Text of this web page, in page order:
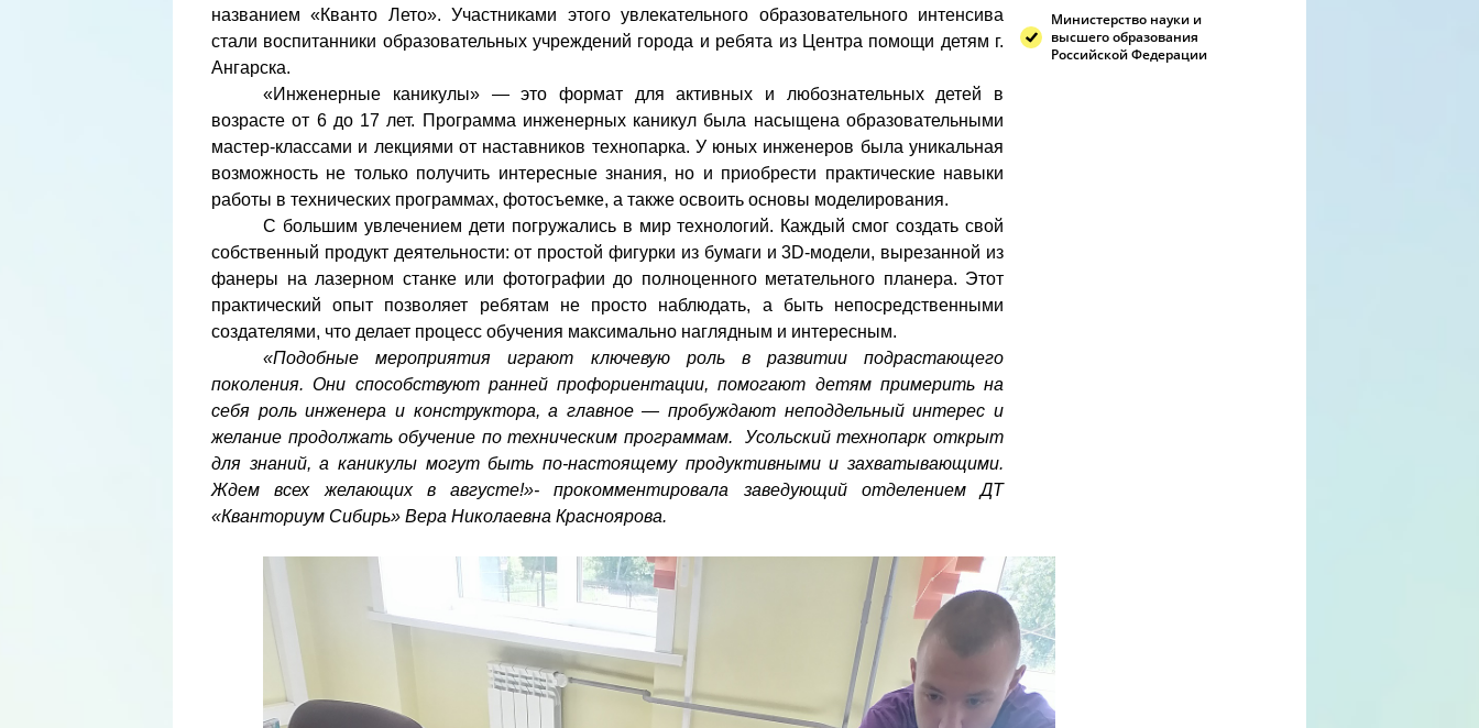
названием «Кванто Лето». Участниками этого увлекательного образовательного интенсива
стали воспитанники образовательных учреждений города и ребята из Центра помощи детям г.
Ангарска.
«Инженерные каникулы» — это формат для активных и любознательных детей в
возрасте от 6 до 17 лет. Программа инженерных каникул была насыщена образовательными
мастер-классами и лекциями от наставников технопарка. У юных инженеров была уникальная
возможность не только получить интересные знания, но и приобрести практические навыки
работы в технических программах, фотосъемке, а также освоить основы моделирования.
С большим увлечением дети погружались в мир технологий. Каждый смог создать свой
собственный продукт деятельности: от простой фигурки из бумаги и 3D-модели, вырезанной из
фанеры на лазерном станке или фотографии до полноценного метательного планера. Этот
практический опыт позволяет ребятам не просто наблюдать, а быть непосредственными
создателями, что делает процесс обучения максимально наглядным и интересным.
«Подобные мероприятия играют ключевую роль в развитии подрастающего
поколения. Они способствуют ранней профориентации, помогают детям примерить на
себя роль инженера и конструктора, а главное — пробуждают неподдельный интерес и
желание продолжать обучение по техническим программам. Усольский технопарк открыт
для знаний, а каникулы могут быть по-настоящему продуктивными и захватывающими.
Ждем всех желающих в августе!»- прокомментировала заведующий отделением ДТ
«Кванториум Сибирь» Вера Николаевна Красноярова.
Министерство науки и
высшего образования
Российской Федерации